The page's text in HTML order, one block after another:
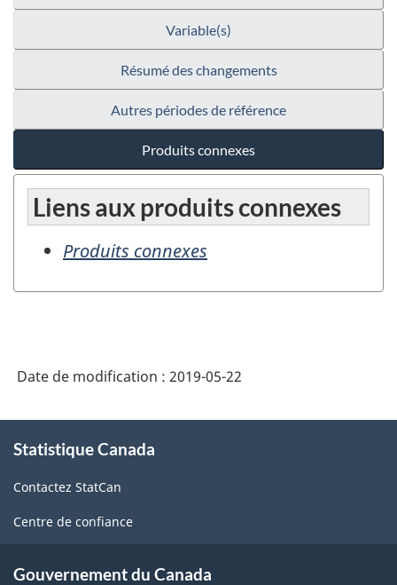
Variable(s)
Résumé des changements
Autres périodes de référence
Produits connexes
Liens aux produits connexes
Produits connexes
Date de modification : 2019-05-22
propos
ce
site
Statistique Canada
Contactez StatCan
Centre de confiance
Gouvernement du Canada